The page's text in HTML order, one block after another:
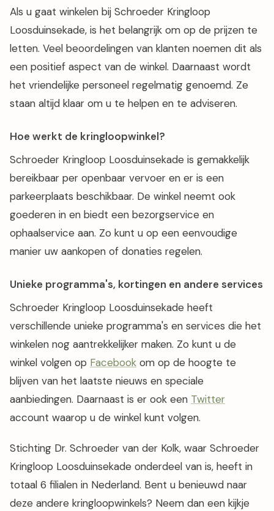
Als u gaat winkelen bij Schroeder Kringloop
Loosduinsekade, is het belangrijk om op de prijzen te
letten. Veel beoordelingen van klanten noemen dit als
een positief aspect van de winkel. Daarnaast wordt
het vriendelijke personeel regelmatig genoemd. Ze
staan altijd klaar om u te helpen en te adviseren.
Hoe werkt de kringloopwinkel?
Schroeder Kringloop Loosduinsekade is gemakkelijk
bereikbaar per openbaar vervoer en er is een
parkeerplaats beschikbaar. De winkel neemt ook
goederen in en biedt een bezorgservice en
ophaalservice aan. Zo kunt u op een eenvoudige
manier uw aankopen of donaties regelen.
Unieke programma's, kortingen en andere services
Schroeder Kringloop Loosduinsekade heeft
verschillende unieke programma's en services die het
winkelen nog aantrekkelijker maken. Zo kunt u de
winkel volgen op Facebook om op de hoogte te
blijven van het laatste nieuws en speciale
aanbiedingen. Daarnaast is er ook een Twitter
account waarop u de winkel kunt volgen.
Stichting Dr. Schroeder van der Kolk, waar Schroeder
Kringloop Loosduinsekade onderdeel van is, heeft in
totaal 6 filialen in Nederland. Bent u benieuwd naar
deze andere kringloopwinkels? Neem dan een kijkje